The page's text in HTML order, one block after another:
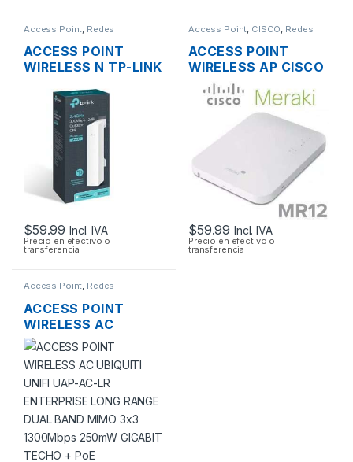
Access Point Redes
ACCESS POINT
WIRELESS N TP-LINK
12DBI 1000MW
300MBPS + POE
OUTDOOR
$59.99 Incl. IVA
Precio en efectivo o
transferencia
Access Point CISCO Redes
ACCESS POINT
WIRELESS AP CISCO
MERAKI MR12 CLOUD
MANAGED AP
2.4GHZ SOPORTE
POE OUTDOOR
$59.99 Incl. IVA
Precio en efectivo o
transferencia
Access Point, Redes
ACCESS POINT
WIRELESS AC
UBIQUITI UNIFI UAP-
AC-LR ENTERPRISE
LONG RANGE DUAL
BAND MIMO 3×3
1300MBPS 250MW
GIGABIT TECHO +
POE